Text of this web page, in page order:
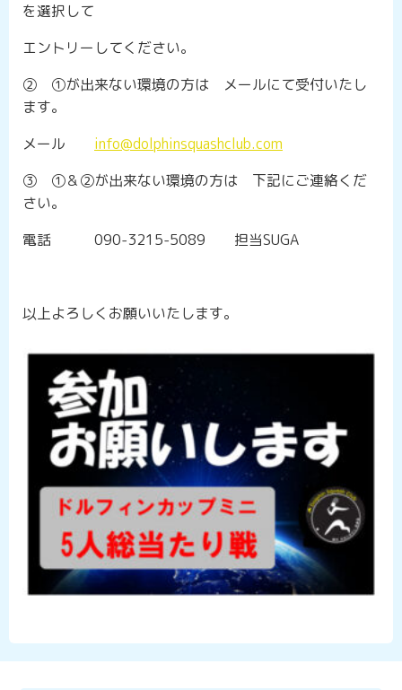
を選択して
エントリーしてください。
➁ ①が出来ない環境の方は メールにて受付いたし
ます。
メール info@dolphinsquashclub.com
③ ①＆➁が出来ない環境の方は 下記にご連絡くだ
さい。
電話 090-3215-5089 担当SUGA
以上よろしくお願いいたします。